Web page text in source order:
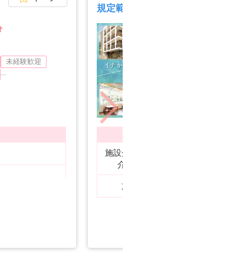
未経験歓迎
規定範囲内であればオシャレ
施設介護・看護、医療・
介護・福祉その他
施設介護・看護